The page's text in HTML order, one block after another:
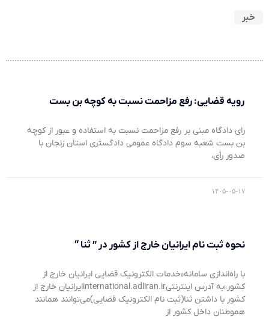
خبر
رویه قضایی: رفع مزاحمت نسبت به کوچه بن بست
رای دادگاه مبنی بر رفع مزاحمت نسبت به استفاده و عبور از کوچه
بن بست شعبه سوم دادگاه عمومی دادگستری استان زنجان با
صدور رأی،
۱۴۰۵-۰۵-۱۷
نحوه ثبت نام ایرانیان خارج از کشور در ” ثنا “
با راه‌اندازی سامانه«خدمات الکترونیک قضایی ایرانیان خارج از
کشور»به آدرس اینترنتیinternational.adliran.irایرانیان خارج از
کشور با داشتن ثنا(ثبت نام الکترونیک قضایی)می‌توانند همانند
هموطنان داخل کشور از